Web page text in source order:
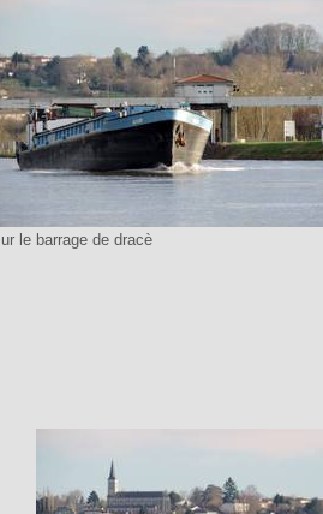
le barrage de dracè